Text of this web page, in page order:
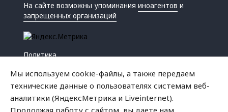
На сайте возможны упоминанияиноагентов и
запрещенных организаций
Политика
Мы используем cookie-файлы, а также передаем
технические данные о пользователях системам веб-
аналитики (ЯндексМетрика и Liveinternet).
Продолжая работу с сайтом, вы даете нам